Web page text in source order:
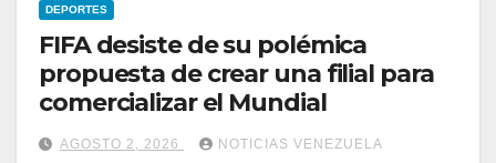
DEPORTES
FIFA desiste de su polémica
propuesta de crear una filial para
comercializar el Mundial
AGOSTO 2, 2026 NOTICIAS VENEZUELA